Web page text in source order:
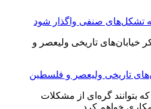
تشکل‌های صنفی واگذار شود
تاریخی ولیعصر و فلسطین